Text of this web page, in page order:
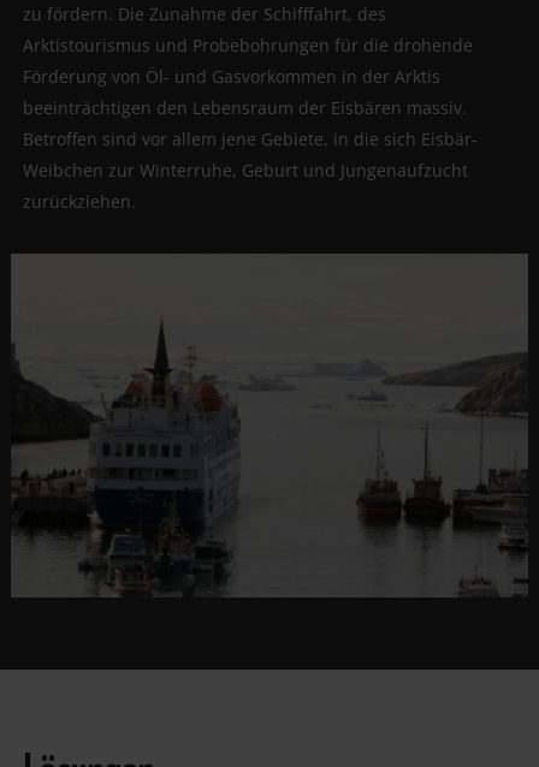
zu fördern. Die Zunahme der Schifffahrt, des
Arktistourismus und Probebohrungen für die drohende
Förderung von Öl- und Gasvorkommen in der Arktis
beeinträchtigen den Lebensraum der Eisbären massiv.
Betroffen sind vor allem jene Gebiete, in die sich Eisbär-
Weibchen zur Winterruhe, Geburt und Jungenaufzucht
zurückziehen.